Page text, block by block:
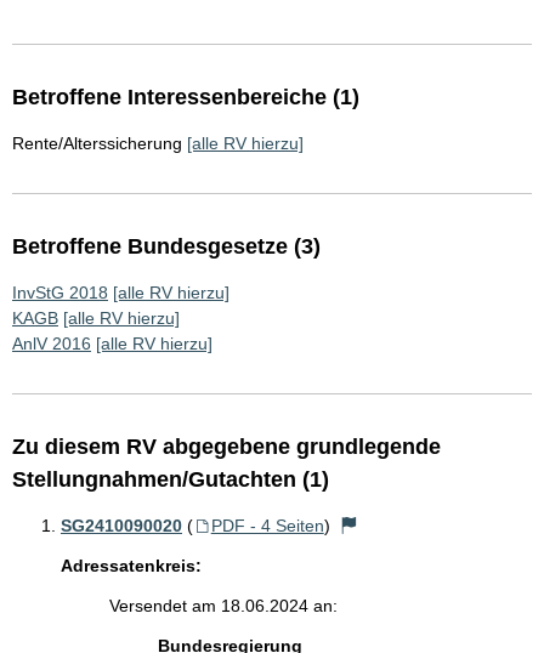
Betroffene Interessenbereiche (1)
Rente/Alterssicherung [alle RV hierzu]
Betroffene Bundesgesetze (3)
InvStG 2018 [alle RV hierzu]
KAGB [alle RV hierzu]
AnlV 2016 [alle RV hierzu]
Zu diesem RV abgegebene grundlegende
Stellungnahmen/Gutachten (1)
SG2410090020 ( PDF - 4 Seiten)
Adressatenkreis:
Versendet am 18.06.2024 an:
Bundesregierung